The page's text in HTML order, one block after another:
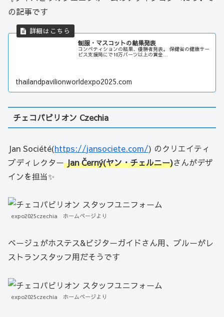
の記事です
制服・マスコットの結果発表
コンペティションの結果、優勝者発表。 保健省の健康サー
ビス支援局にで10万バーツ以上の賞金…
thailandpavilionworldexpo2025.com
チェコパビリオン Czechia
Jan Société(https://jansociete.com/) のクリエイティ
ブディレクターJan Černý(ヤン・チェルニー)さんがデザ
インを担当✨
expo2025czechia ホームページより
ベージュがホステス&ビジターガイドさん用、ブルーがレ
ストランスタッフ用だそうです
expo2025czechia ホームページより